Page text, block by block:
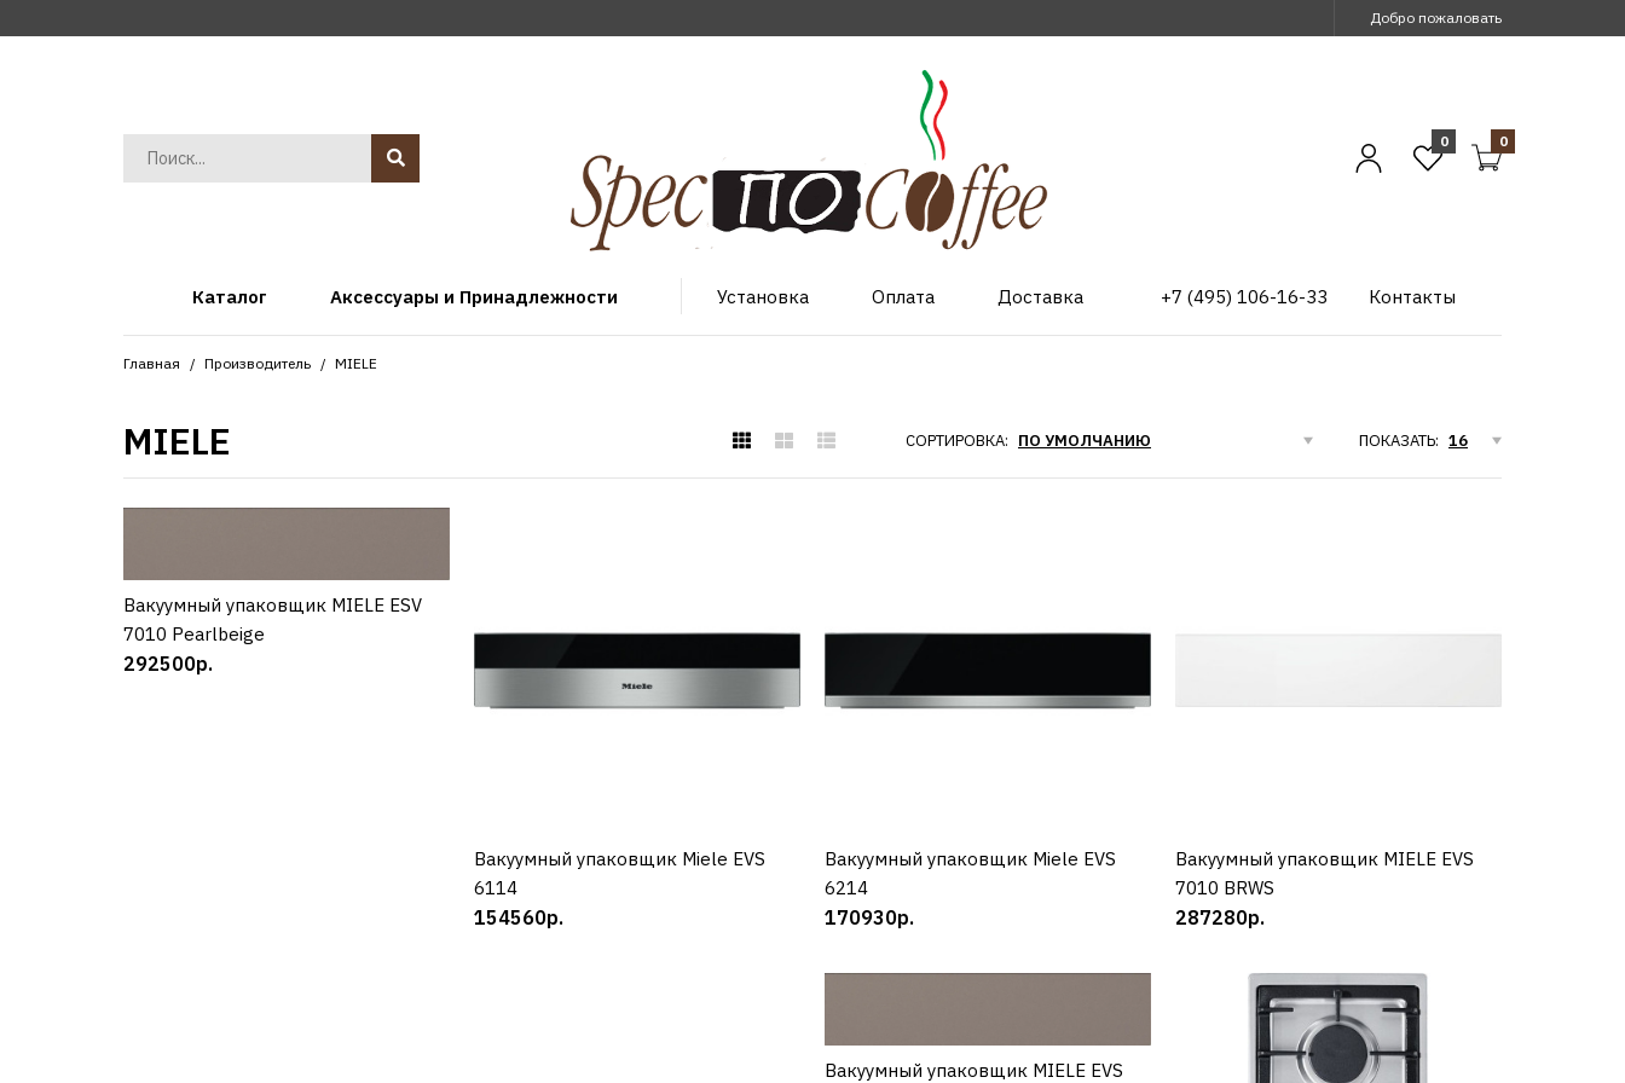
Добро пожаловать
0 0
Каталог Аксессуары и Принадлежности Установка Оплата Доставка +7 (495) 106-16-33 Контакты
Главная Производитель MIELE
MIELE СОРТИРОВКА: ПОКАЗАТЬ:
292500р.
КУПИТЬ
Вакуумный упаковщик MIELE ESV
7010 Pearlbeige
292500р.
КУПИТЬ
Вакуумный упаковщик Miele EVS
6114
154560р.
КУПИТЬ
Вакуумный упаковщик Miele EVS
6214
170930р.
КУПИТЬ
Вакуумный упаковщик MIELE EVS
7010 BRWS
287280р.
КУПИТЬ
Вакуумный упаковщик MIELE EVS